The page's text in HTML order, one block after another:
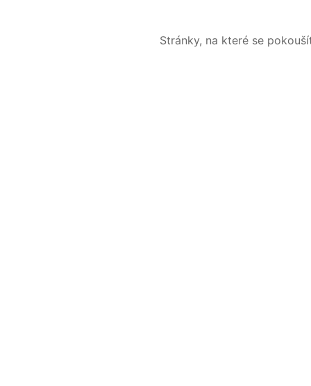
Stránky, na které se